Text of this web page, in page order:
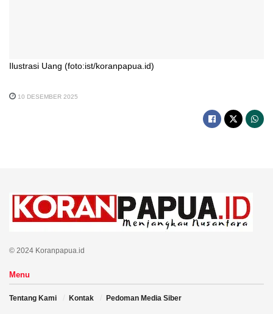
Ilustrasi Uang (foto:ist/koranpapua.id)
10 DESEMBER 2025
© 2024 Koranpapua.id
Menu
Tentang Kami Kontak Pedoman Media Siber